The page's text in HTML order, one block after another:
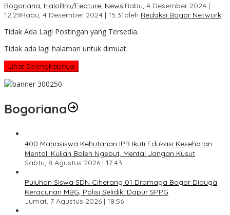
Bogoriana, HaloBro/Feature, News|Rabu, 4 Desember 2024 |
12:29Rabu, 4 Desember 2024 | 15:31oleh Redaksi Bogor Network
Tidak Ada Lagi Postingan yang Tersedia.
Tidak ada lagi halaman untuk dimuat.
Lihat Selengkapnya
Bogoriana
400 Mahasiswa Kehutanan IPB Ikuti Edukasi Kesehatan
Mental: Kuliah Boleh Ngebut, Mental Jangan Kusut
Sabtu, 8 Agustus 2026 | 17:43
Puluhan Siswa SDN Ciherang 01 Dramaga Bogor Diduga
Keracunan MBG, Polisi Selidiki Dapur SPPG
Jumat, 7 Agustus 2026 | 18:56